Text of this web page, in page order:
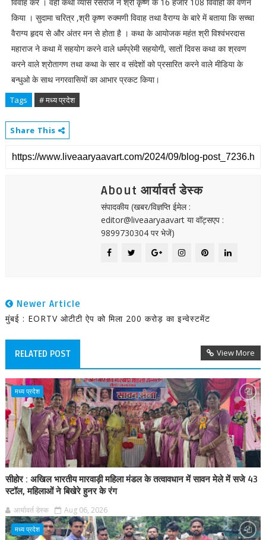
किया । सुदामा चरित्र ,श्री कृष्ण रुक्मणी विवाह तथा वैराग्य के बारे में बताया कि सच्चा
वैराग्य हृदय से और अंतर मन से होता है । कथा के आयोजक महंत श्री विश्वंभरदास
महाराज ने कथा में सहयोग करने वाले धर्मप्रेमी सहयोगी, सातों दिवस कथा का श्रवण
करने वाले श्रोतागण तथा कथा के सार व संदेशों को प्रसारित करने वाले मीडिया के
बन्धुओ के साथ नगरवासियों का आभार प्रकट किया।
Tags # मध्य प्रदेश
Share This
About आर्यावर्त डेस्क
संपादकीय (खबर/विज्ञप्ति ईमेल :
editor@liveaaryaavart या वॉट्सएप :
9899730304 पर भेजें)
Newer Article
मुंबई : EORTV ओटीटी ऐप को मिला 200 करोड़ का इन्वेस्टमेंट
RELATED POST View More
मध्य प्रदेश
सीहोर : अखिल भारतीय मारवाड़ी महिला मंडल के तत्वावधान में सावन मेले में सजे 43
स्टॉल, महिलाओं ने बिखेरे हुनर के रंग
आर्यावर्त डेस्क Aug 06, 2026
मध्य प्रदेश